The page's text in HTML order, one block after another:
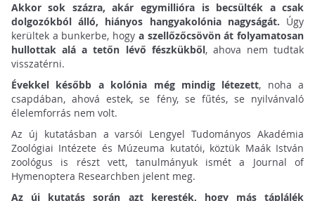
Akkor sok százra, akár egymillióra is becsülték a csak
dolgozókból álló, hiányos hangyakolónia nagyságát. Úgy
kerültek a bunkerbe, hogy a szellőzőcsövön át folyamatosan
hullottak alá a tetőn lévő fészkükből, ahova nem tudtak
visszatérni.
Évekkel később a kolónia még mindig létezett, noha a
csapdában, ahová estek, se fény, se fűtés, se nyilvánvaló
élelemforrás nem volt.
Az új kutatásban a varsói Lengyel Tudományos Akadémia
Zoológiai Intézete és Múzeuma kutatói, köztük Maák István
zoológus is részt vett, tanulmányuk ismét a Journal of
Hymenoptera Researchben jelent meg.
Az új kutatás során azt keresték, hogy más táplálék